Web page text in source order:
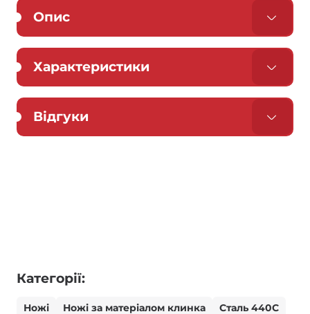
Опис
Характеристики
Відгуки
Категорії:
Ножі Ножі за матеріалом клинка
Сталь 440С